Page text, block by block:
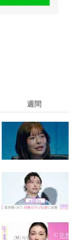
週間